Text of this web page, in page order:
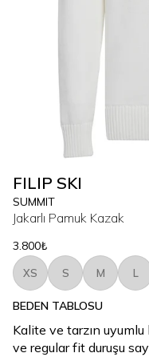
FILIP SKI
SUMMIT
Jakarlı Pamuk Kazak
3.800₺
XS S M L
BEDEN TABLOSU
Kalite ve tarzın
ve regular fit duruşu